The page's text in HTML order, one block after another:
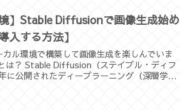
境】Stable Diffusionで画像生成始め
入する方法】
ル環境で構築して画像生成を楽しんでいま
？ Stable Diffusion（ステイブル・ディフ
に公開されたディープラーニング（深層学...